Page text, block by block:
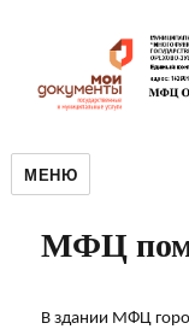
МЕНЮ
МФЦ
В здании МФЦ